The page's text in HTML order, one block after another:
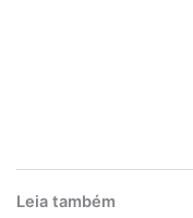
Leia também